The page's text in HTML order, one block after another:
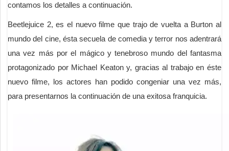
contamos los detalles a continuación.
Beetlejuice 2, es el nuevo filme que trajo de vuelta a Burton al
mundo del cine, ésta secuela de comedia y terror nos adentrará
una vez más por el mágico y tenebroso mundo del fantasma
protagonizado por Michael Keaton y, gracias al trabajo en éste
nuevo filme, los actores han podido congeniar una vez más,
para presentarnos la continuación de una exitosa franquicia.